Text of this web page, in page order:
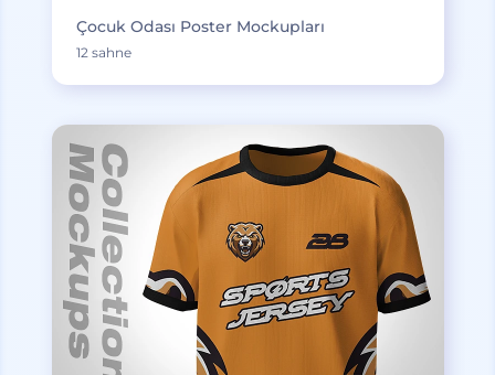
Çocuk Odası Poster Mockupları
12 sahne